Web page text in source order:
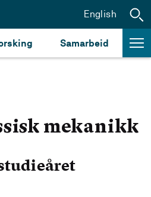
Samarbeid
English
mekanikk